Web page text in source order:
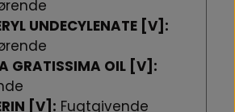
UNDECYLENATE [V]:
GRATISSIMA OIL [V]:
[V]: Fugtgivende